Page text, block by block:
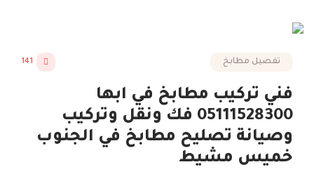
تفصيل مطابخ 141
فني تركيب مطابخ في ابها
05111528300 فك ونقل وتركيب
وصيانة تصليح مطابخ في الجنوب
خميس مشيط